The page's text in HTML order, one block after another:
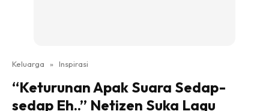
Keluarga » Inspirasi
“Keturunan Apak Suara Sedap-
sedap Eh..” Netizen Suka Lagu